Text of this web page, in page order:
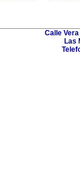
Calle
Las